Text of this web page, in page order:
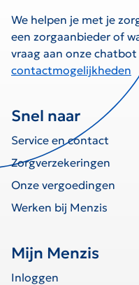
We helpen je met je
een zorgaanbieder of
vraag aan onze
contactmogelijkheden
Snel naar
Service en contact
Zorgverzekeringen
Onze vergoedingen
Werken bij Menzis
Mijn Menzis
Inloggen